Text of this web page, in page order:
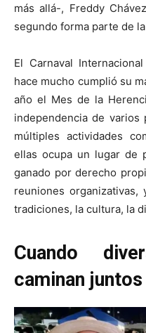
más allá-, Freddy
segundo forma parte de
El Carnaval
hace mucho cumplió su
año el Mes de la
independencia de varios
múltiples actividades
ellas ocupa un lugar de
ganado por derecho
reuniones
tradiciones, la cultura, la
Cuando
caminan juntos